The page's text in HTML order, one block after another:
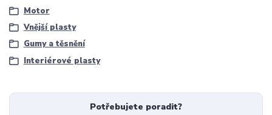
Motor
Vnější plasty
Gumy a těsnění
Interiérové plasty
Potřebujete poradit?